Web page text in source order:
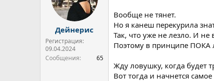
:
Дейнерис
Регистрация:
09.04.2024
Сообщения
65
Вообще не тянет.
Но я канеш перекурила
Так, что уже не лезло. И не
Поэтому в принципе ПОКА
Жду ловушку, когда будет
Вот тогда и начнется